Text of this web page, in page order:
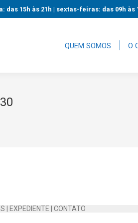
das 15h às 21h | sextas-feiras: das 09h às
QUEM SOMOS O
EXPEDIENTE CONTATO